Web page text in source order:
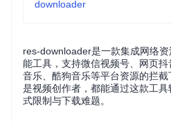
downloader
res-downloader是一款集成网络
能工具，支持微信视频号、网页
音乐、酷狗音乐等平台资源的拦
是视频创作者，都能通过这款工
式限制与下载难题。